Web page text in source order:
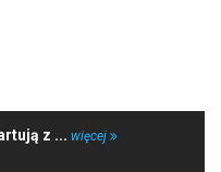
z ... więcej